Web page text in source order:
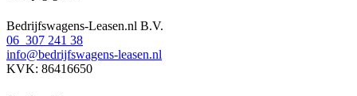
Bedrijfswagens-Leasen.nl B.V.
06 307 241 38
info@bedrijfswagens-leasen.nl
KVK: 86416650